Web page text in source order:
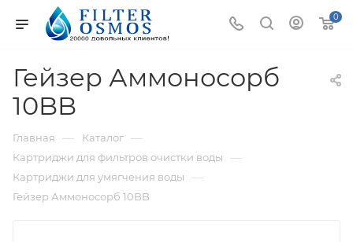
0
Гейзер Аммоносорб
10BB
Главная — Каталог —
Картриджи для фильтров очистки воды —
Картриджи для умягчения воды —
Гейзер Аммоносорб 10BB